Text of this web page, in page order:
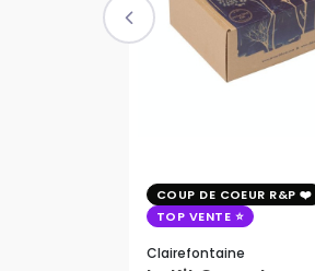
COUP DE COEUR R&P
TOP VENTE
Clairefontaine